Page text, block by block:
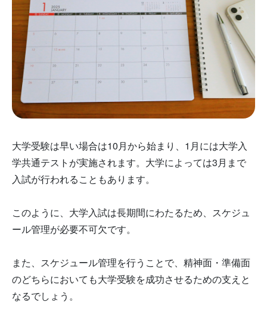
大学受験は早い場合は10月から始まり、1月には大学入
学共通テストが実施されます。大学によっては3月まで
入試が行われることもあります。
このように、大学入試は長期間にわたるため、スケジュ
ール管理が必要不可欠です。
また、スケジュール管理を行うことで、精神面・準備面
のどちらにおいても大学受験を成功させるための支えと
なるでしょう。